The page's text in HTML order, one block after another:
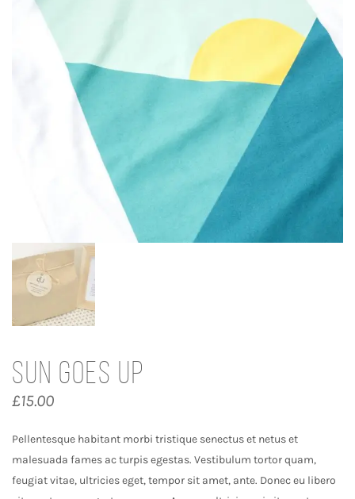
Sun Goes Up
£15.00
Pellentesque habitant morbi tristique senectus et netus et
malesuada fames ac turpis egestas. Vestibulum tortor quam,
feugiat vitae, ultricies eget, tempor sit amet, ante. Donec eu libero